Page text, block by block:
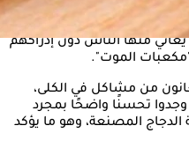
تليفزيونية، أن مرقة
قد تكون سببًا مباشرًا
منها الناس دون إدراكهم
الموت".
من مشاكل في الكلى،
وجدوا تحسنًا واضحًا بمجرد
المصنعة، وهو ما يؤكد